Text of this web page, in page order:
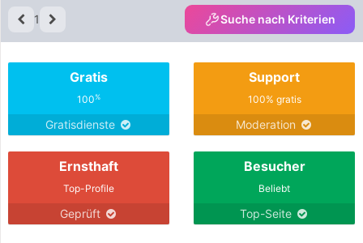
1 Suche nach Kriterien
Gratis
100%
Gratisdienste
Support
100% gratis
Moderation
Ernsthaft
Top-Profile
Geprüft
Besucher
Beliebt
Top-Seite